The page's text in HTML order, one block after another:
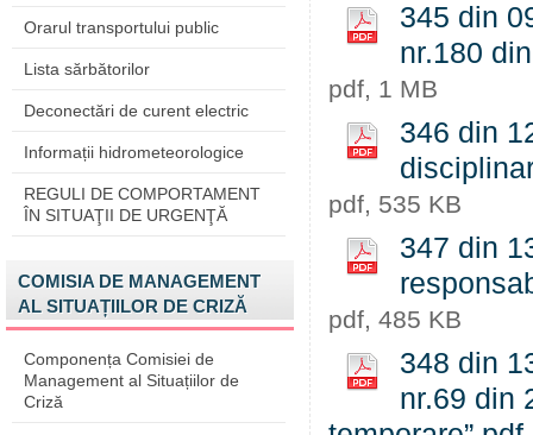
Orarul transportului public
Lista sărbătorilor
Deconectări de curent electric
Informații hidrometeorologice
REGULI DE COMPORTAMENT
ÎN SITUAŢII DE URGENŢĂ
COMISIA DE MANAGEMENT
AL SITUAȚIILOR DE CRIZĂ
Componența Comisiei de
Management al Situațiilor de
Criză
345 din
nr.180
pdf, 1 MB
346 din
pdf, 535 KB
347 din
pdf, 485 KB
348 din
nr.69 din